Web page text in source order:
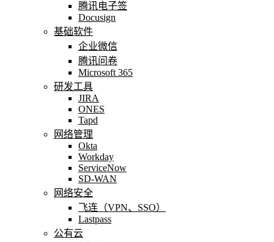
腾讯电子签
Docusign
基础软件
企业微信
腾讯问卷
Microsoft 365
研发工具
JIRA
ONES
Tapd
网络管理
Okta
Workday
ServiceNow
SD-WAN
网络安全
飞连（VPN、SSO）
Lastpass
公有云